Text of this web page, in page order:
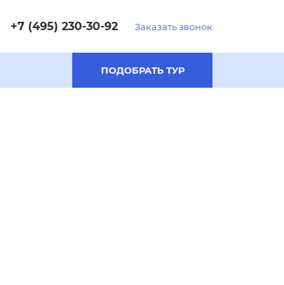
+7 (495) 230-30-92 Заказать звонок
ПОДОБРАТЬ ТУР